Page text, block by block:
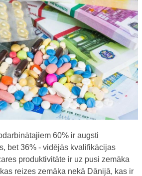
60% ir augsti
bet 36% - vidējās kvalifikācijas
produktivitāte ir uz pusi zemāka
reizes zemāka nekā Dānijā, kas ir